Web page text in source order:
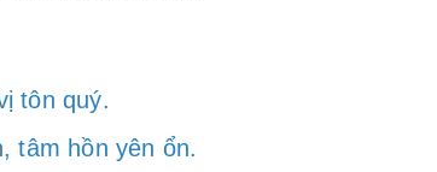
tôn quý.
tâm hồn yên ổn.